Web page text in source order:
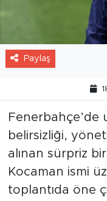
Paylaş
Fenerbahçe’de
belirsizliği,
alınan sürpriz
Kocaman ismi
toplantıda öne